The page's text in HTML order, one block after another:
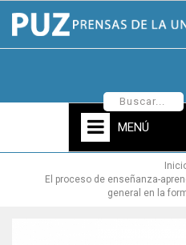
MENÚ
El proceso de enseñanza-
general en la